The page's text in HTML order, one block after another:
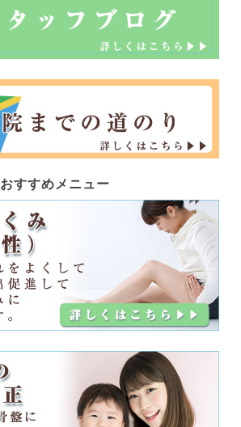
おすすめメニュー